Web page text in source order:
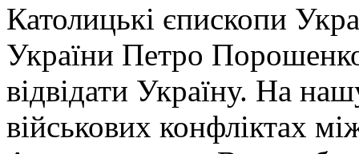
Католицькі єпископи
України Петро
відвідати Україну. На
військових конфліктах